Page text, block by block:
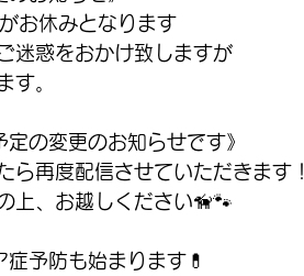
お休みとなります
迷惑をおかけ致しますが
す。
の変更のお知らせです》
ら再度配信させていただきます！
上、お越しください🦮🐾
予防も始まります💊